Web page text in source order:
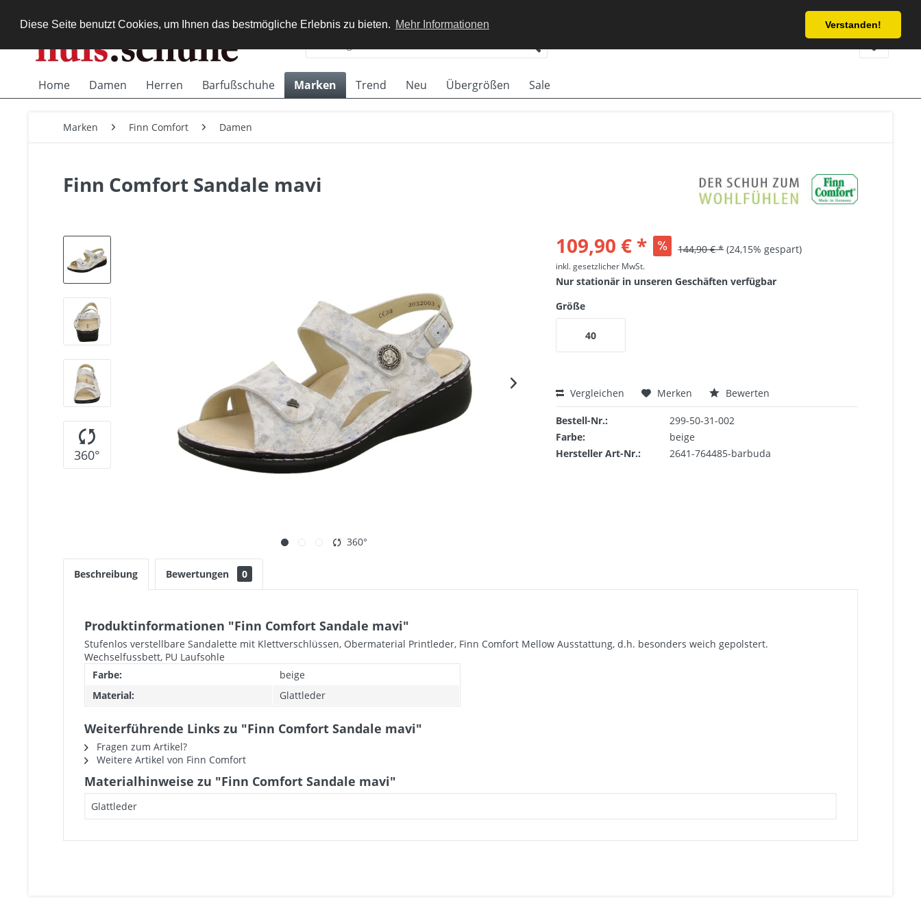
Diese Seite benutzt Cookies, um Ihnen das bestmögliche Erlebnis zu bieten. Mehr Informationen Verstanden!
Service/Hilfe
Home Damen Herren Barfußschuhe Marken Trend Neu Übergrößen Sale
Marken Finn Comfort Damen
Finn Comfort Sandale mavi
360°
360°
109,90 € * 144,90 € * (24,15% gespart)
inkl. gesetzlicher MwSt.
Nur stationär in unseren Geschäften verfügbar
Größe
40
Vergleichen Merken Bewerten
Bestell-Nr.:
299-50-31-002
Farbe:
beige
Hersteller Art-Nr.:
2641-764485-barbuda
Beschreibung Bewertungen 0
Produktinformationen "Finn Comfort Sandale mavi"
Stufenlos verstellbare Sandalette mit Klettverschlüssen, Obermaterial Printleder, Finn Comfort Mellow Ausstattung, d.h. besonders weich gepolstert.
Wechselfussbett, PU Laufsohle
Farbe:
beige
Material:
Glattleder
Weiterführende Links zu "Finn Comfort Sandale mavi"
Fragen zum Artikel?
Weitere Artikel von Finn Comfort
Materialhinweise zu "Finn Comfort Sandale mavi"
Glattleder